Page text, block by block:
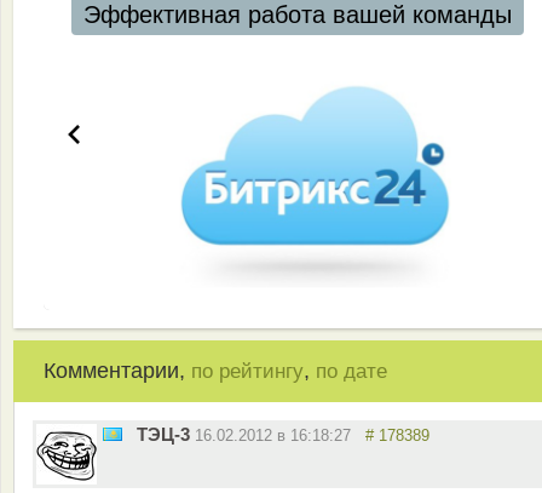
Эффективная работа вашей команды
Комментарии, по рейтингу, по дате
ТЭЦ-3 16.02.2012 в 16:18:27 # 178389